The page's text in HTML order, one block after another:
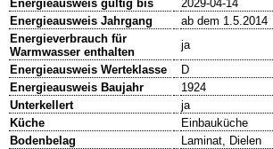
Energieausweis gültig bis
2029-04-14
Energieausweis Jahrgang
ab dem 1.5.2014
Energieverbrauch für
Warmwasser enthalten
ja
Energieausweis Werteklasse
D
Energieausweis Baujahr
1924
Unterkellert
ja
Küche
Einbauküche
Bodenbelag
Laminat, Dielen